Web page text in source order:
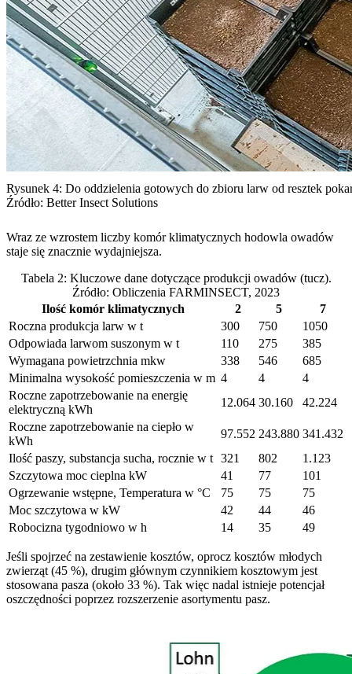
Rysunek 4: Do oddzielenia gotowych do zbioru larw od resztek
Źródło: Better Insect Solutions
Wraz ze wzrostem liczby komór klimatycznych hodowla owadów
staje się znacznie wydajniejsza.
Tabela 2: Kluczowe dane dotyczące produkcji owadów (tucz).
Źródło: Obliczenia FARMINSECT, 2023
Ilość komór klimatycznych
2 5
7
Roczna produkcja larw w t
300 750
1050
Odpowiada larwom suszonym w t
110 275
385
Wymagana powietrzchnia mkw
338 546
685
Minimalna wysokość pomieszczenia w m 4 4
4
Roczne zapotrzebowanie na energię
elektryczną kWh
12.064 30.160
42.224
Roczne zapotrzebowanie na ciepło w
kWh
97.552 243.880 341.432
Ilość paszy, substancja sucha, rocznie w t 321 802
1.123
Szczytowa moc cieplna kW
41 77
101
Ogrzewanie wstępne, Temperatura w °C
75 75
75
Moc szczytowa w kW
42 44
46
Robocizna tygodniowo w h
14 35 49
Jeśli spojrzeć na zestawienie kosztów, oprocz kosztów młodych
zwierząt (45 %), drugim głównym czynnikiem kosztowym jest
stosowana pasza (około 33 %). Tak więc nadal istnieje potencjał
oszczędności poprzez rozszerzenie asortymentu pasz.